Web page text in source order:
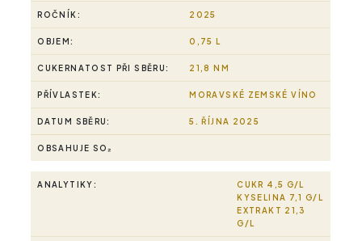
ROČNÍK: 2025
OBJEM: 0,75 L
CUKERNATOST PŘI SBĚRU: 21,8 NM
PŘÍVLASTEK: MORAVSKÉ ZEMSKÉ VÍNO
DATUM SBĚRU: 5. ŘÍJNA 2025
OBSAHUJE SO₂
ANALYTIKY:
CUKR 4,5 G/L
KYSELINA 7,1 G/L
EXTRAKT 21,3
G/L